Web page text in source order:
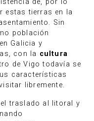
de, por lo
estas tierras en la
Sin
población
Galicia y
con la cultura
de Vigo todavía se
características
libremente.
traslado al litoral y